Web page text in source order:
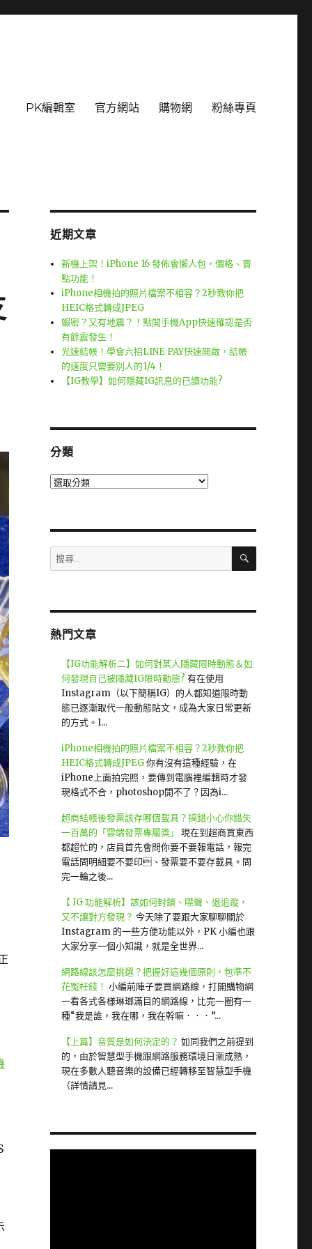
PK編輯室 官方網站 購物網 粉絲專頁
近期文章
新機上架！iPhone 16 發佈會懶人包，價格、賣
點功能！
iPhone相機拍的照片檔案不相容？2秒教你把
HEIC格式轉成JPEG
蝦密？又有地震？！點開手機App快速確認是否
有餘震發生！
光速結帳！學會六招LINE PAY快速開啟，結帳
的速度只需要別人的1/4！
【IG教學】如何隱藏IG訊息的已讀功能?
分類
分
搜
尋
字:
搜
熱門文章
【IG功能解析二】如何對某人隱藏限時動態＆如
何發現自己被隱藏IG限時動態? 有在使用
Instagram（以下簡稱IG）的人都知道限時動
態已逐漸取代一般動態貼文，成為大家日常更新
的方式。I...
iPhone相機拍的照片檔案不相容？2秒教你把
HEIC格式轉成JPEG你有沒有這種經驗，在
iPhone上面拍完照，要傳到電腦裡編輯時才發
現格式不合，photoshop開不了？因為i...
超商結帳後發票該存哪個載具？搞錯小心你錯失
一百萬的「雲端發票專屬獎」
現在到超商買東西
都超忙的，店員首先會問你要不要報電話，報完
電話問明細要不要印、發票要不要存載具。問
完一輪之後...
【 IG 功能解析】該如何封鎖、噤聲、退追蹤，
又不讓對方發現？ 今天除了要跟大家聊聊關於
Instagram 的一些方便功能以外，PK 小編也跟
大家分享一個小知識，就是全世界...
網路線該怎麼挑選？把握好這幾個原則，包準不
花冤枉錢！ 小編前陣子要買網路線，打開購物網
一看各式各樣琳瑯滿目的網路線，比完一圈有一
種“我是誰，我在哪，我在幹嘛．．．”...
【上篇】音質是如何決定的？ 如同我們之前提到
的，由於智慧型手機跟網路服務環境日漸成熟，
現在多數人聽音樂的設備已經轉移至智慧型手機
（詳情請見...